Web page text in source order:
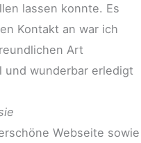
lassen konnte. Es
Kontakt an war ich
Art
und wunderbar erledigt
Webseite sowie